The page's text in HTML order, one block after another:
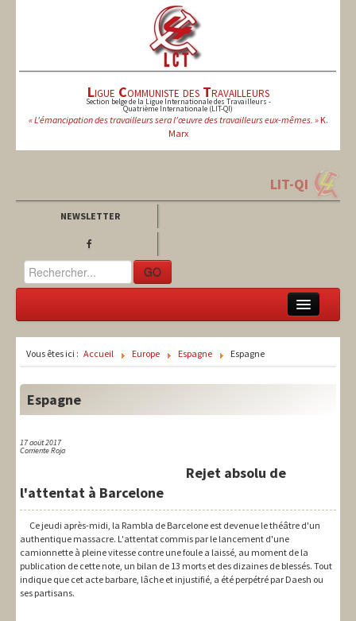
Ligue Communiste des Travailleurs
Section belge de la Ligue Internationale des Travailleurs -
Quatrième Internationale (LIT-QI)
« L'émancipation des travailleurs sera l'œuvre des travailleurs eux-mêmes. »K.
Marx
LIT-QI
NEWSLETTER
GO
Europe
International
Syndical
Social
Thèmes
Vous êtes ici : Accueil Europe Espagne Espagne
Espagne
17 aoüt 2017
Corriente Roja
Rejet absolu de
l'attentat à Barcelone
Ce jeudi après-midi, la Rambla de Barcelone est devenue le théâtre d'un
authentique massacre. L'attentat commis par le lancement d'une
camionnette à pleine vitesse contre une foule a laissé, au moment de la
publication de cette note, un bilan de 13 morts et des dizaines de blessés. Tout
indique que cet acte barbare, lâche et injustifié, a été perpétré par Daesh ou
ses partisans.